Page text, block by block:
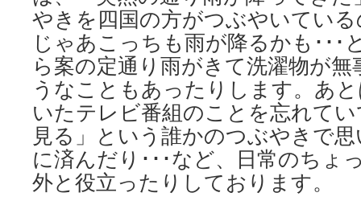
やきを四国の方がつぶやいてい
じゃあこっちも雨が降るかも･･･
ら案の定通り雨がきて洗濯物が
うなこともあったりします。あ
いたテレビ番組のことを忘れて
見る」という誰かのつぶやきで
に済んだり･･･など、日常のちょ
外と役立ったりしております。